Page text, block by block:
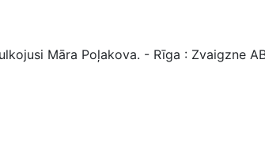
Māra Poļakova. - Rīga : Zvaigzne